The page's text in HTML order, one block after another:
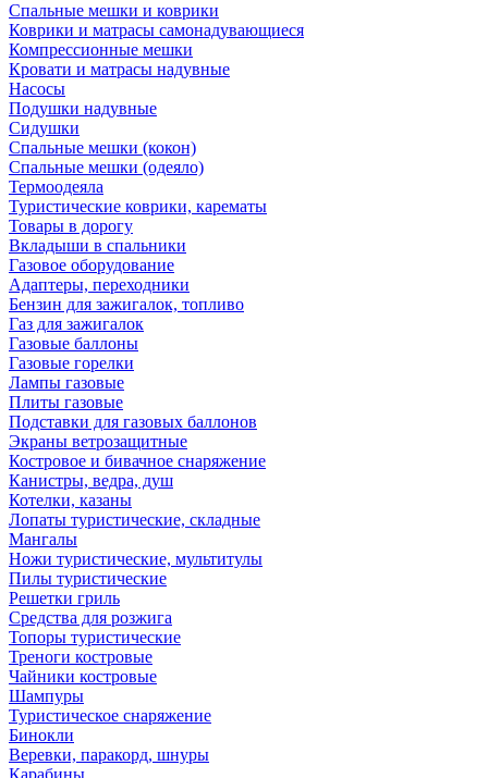
Спальные мешки и коврики
Коврики и матрасы самонадувающиеся
Компрессионные мешки
Кровати и матрасы надувные
Насосы
Подушки надувные
Сидушки
Спальные мешки (кокон)
Спальные мешки (одеяло)
Термоодеяла
Туристические коврики, карематы
Товары в дорогу
Вкладыши в спальники
Газовое оборудование
Адаптеры, переходники
Бензин для зажигалок, топливо
Газ для зажигалок
Газовые баллоны
Газовые горелки
Лампы газовые
Плиты газовые
Подставки для газовых баллонов
Экраны ветрозащитные
Костровое и бивачное снаряжение
Канистры, ведра, душ
Котелки, казаны
Лопаты туристические, складные
Мангалы
Ножи туристические, мультитулы
Пилы туристические
Решетки гриль
Средства для розжига
Топоры туристические
Треноги костровые
Чайники костровые
Шампуры
Туристическое снаряжение
Бинокли
Веревки, паракорд, шнуры
Карабины